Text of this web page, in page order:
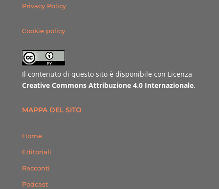
Privacy Policy
Cookie policy
Il contenuto di questo sito è disponibile con Licenza
Creative Commons Attribuzione 4.0 Internazionale.
MAPPA DEL SITO
Home
Editoriali
Racconti
Podcast